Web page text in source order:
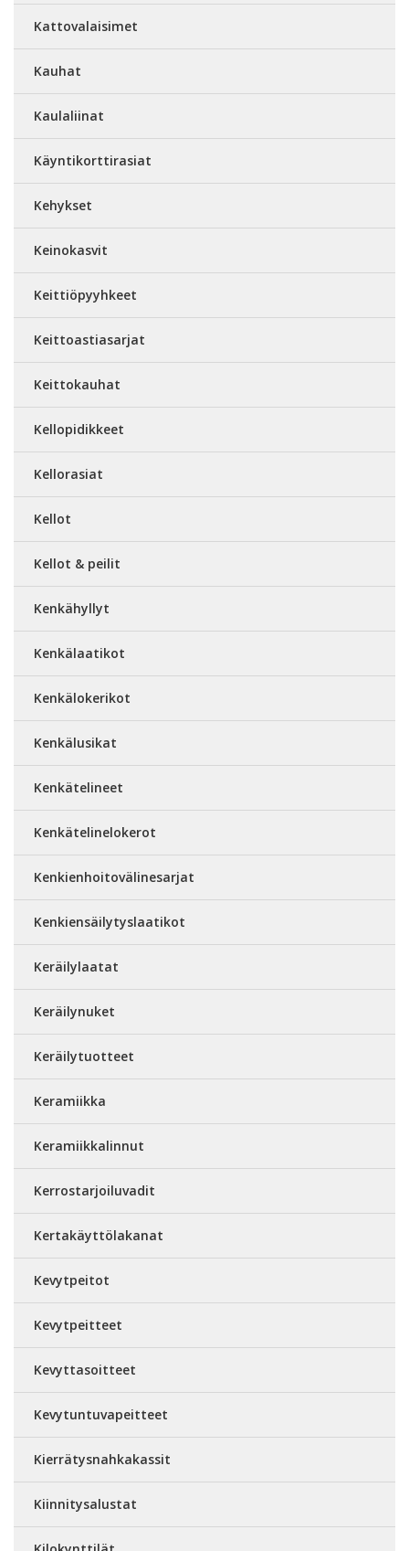
Kattovalaisimet
Kauhat
Kaulaliinat
Käyntikorttirasiat
Kehykset
Keinokasvit
Keittiöpyyhkeet
Keittoastiasarjat
Keittokauhat
Kellopidikkeet
Kellorasiat
Kellot
Kellot & peilit
Kenkähyllyt
Kenkälaatikot
Kenkälokerikot
Kenkälusikat
Kenkätelineet
Kenkätelinelokerot
Kenkienhoitovälinesarjat
Kenkiensäilytyslaatikot
Keräilylaatat
Keräilynuket
Keräilytuotteet
Keramiikka
Keramiikkalinnut
Kerrostarjoiluvadit
Kertakäyttölakanat
Kevytpeitot
Kevytpeitteet
Kevyttasoitteet
Kevytuntuvapeitteet
Kierrätysnahkakassit
Kiinnitysalustat